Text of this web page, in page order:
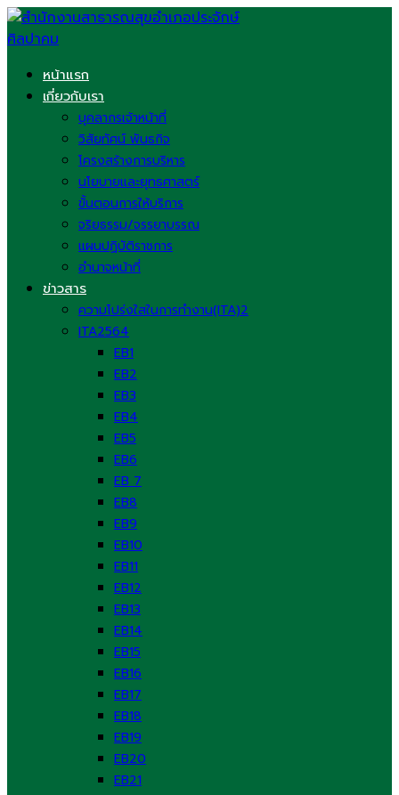
Skip
to
หน้าแรก
เกี่ยวกับเรา
บุคลากรเจ้าหน้าที่
วิสัยทัศน์ พันธกิจ
โครงสร้างการบริหาร
นโยบายและยุทธศาสตร์
ขั้นตอนการให้บริการ
จริยธรรม/จรรยาบรรณ
แผนปฏิบัติราชการ
อำนาจหน้าที่
ข่าวสาร
ความโปร่งใสในการทำงาน(ITA)2
ITA2564
EB1
EB2
EB3
EB4
EB5
EB6
EB 7
EB8
EB9
EB10
EB11
EB12
EB13
EB14
EB15
EB16
EB17
EB18
EB19
EB20
EB21